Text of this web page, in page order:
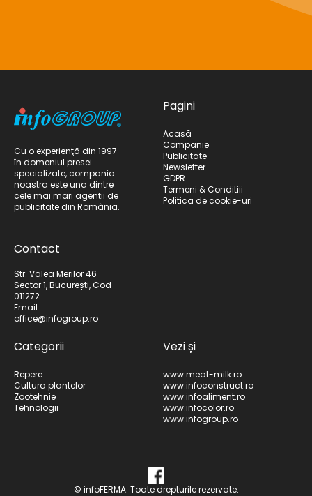
Cu o experienţă din 1997
în domeniul presei
specializate, compania
noastra este una dintre
cele mai mari agentii de
publicitate din România.
Contact
Str. Valea Merilor 46
Sector 1, București, Cod
011272
Email:
office@infogroup.ro
Pagini
Acasă
Companie
Publicitate
Newsletter
GDPR
Termeni & Conditiii
Politica de cookie-uri
Categorii
Repere
Cultura plantelor
Zootehnie
Tehnologii
Vezi și
www.meat-milk.ro
www.infoconstruct.ro
www.infoaliment.ro
www.infocolor.ro
www.infogroup.ro
© infoFERMA. Toate drepturile rezervate.